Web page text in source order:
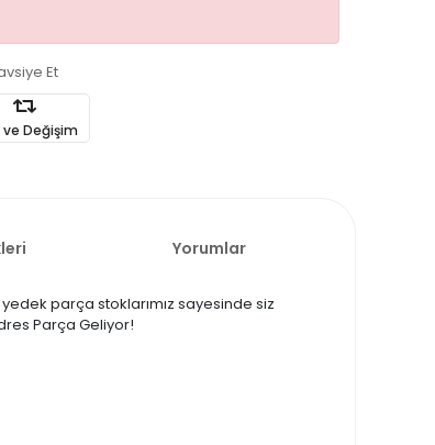
Et
ve Değişim
Yorumlar
yedek parça stoklarımız sayesinde siz
Parça Geliyor!